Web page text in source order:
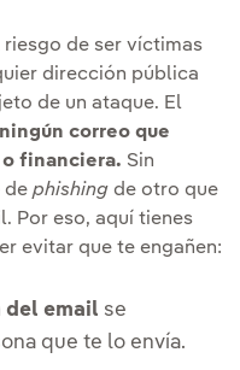
de ser víctimas
dirección pública
de un ataque. El
correo que
financiera. Sin
de phishing de otro que
Por eso, aquí tienes
evitar que te engañen:
email se
que te lo envía.